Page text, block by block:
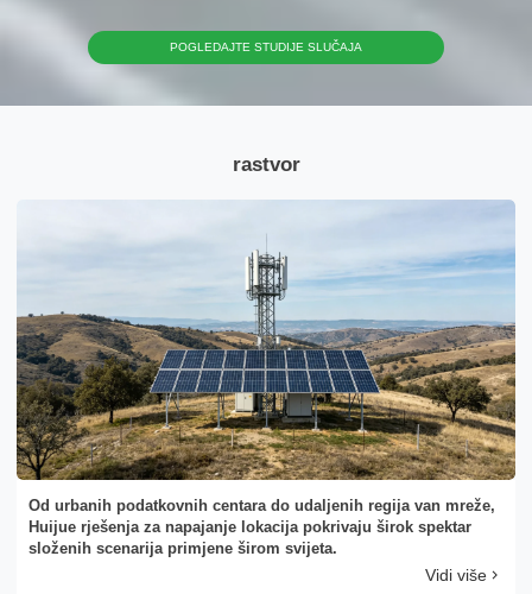
POGLEDAJTE STUDIJE SLUČAJA
rastvor
Od urbanih podatkovnih centara do udaljenih regija van mreže,
Huijue rješenja za napajanje lokacija pokrivaju širok spektar
složenih scenarija primjene širom svijeta.
Vidi više